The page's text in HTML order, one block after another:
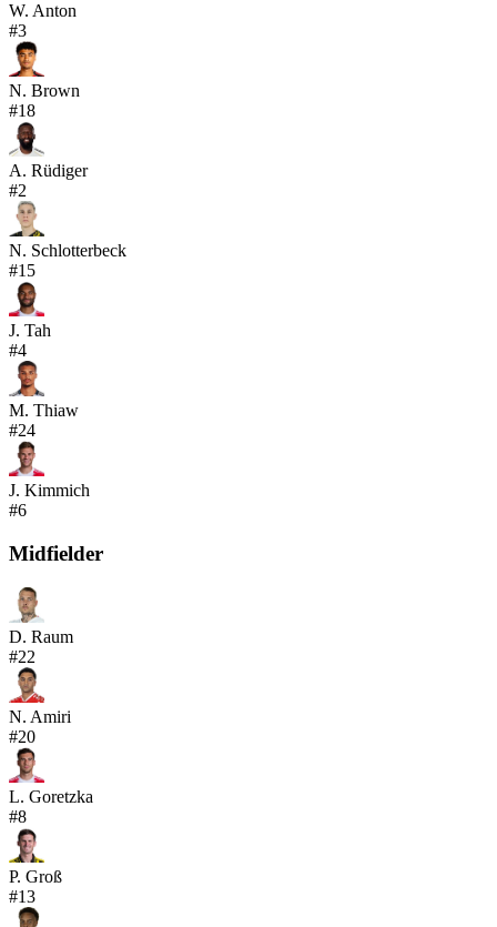
W. Anton
#3
N. Brown
#18
A. Rüdiger
#2
N. Schlotterbeck
#15
J. Tah
#4
M. Thiaw
#24
J. Kimmich
#6
Midfielder
D. Raum
#22
N. Amiri
#20
L. Goretzka
#8
P. Groß
#13